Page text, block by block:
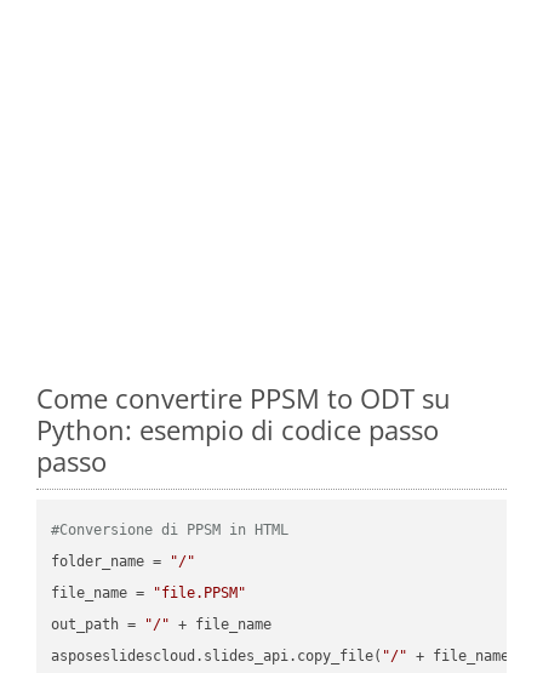
Come convertire PPSM to ODT su
Python: esempio di codice passo
passo
#Conversione di PPSM in HTML
folder_name =
"/"
file_name =
"file.PPSM"
out_path =
"/" + file_name
asposeslidescloud.slides_api.copy_file( "/" + file_name,